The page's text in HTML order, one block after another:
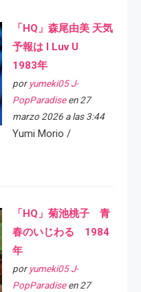
「HQ」森尾由美 天気
予報は I Luv U
1983年
por yumeki05 J-
PopParadiseen 27
marzo 2026 a las 3:44
Yumi Morio /
「HQ」菊池桃子 青
春のいじわる 1984
年
por yumeki05 J-
PopParadiseen 27